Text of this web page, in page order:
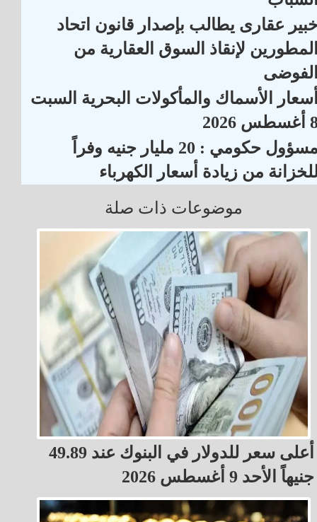
عقارى يطالب بإصدار قانون اتحاد
لإنقاذ السوق العقارية من
الأسماك والمأكولات البحرية السبت
2026
مسؤول حكومي : 20 مليار جنيه وفراً
من زيادة أسعار الكهرباء
موضوعات ذات صلة
أعلى سعر للدولار في البنوك عند 49.89
جنيهاً الأحد 9 أغسطس 2026